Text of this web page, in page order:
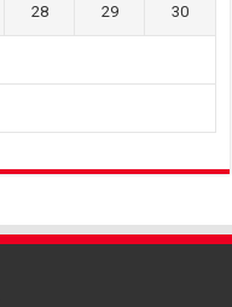
28 29 30